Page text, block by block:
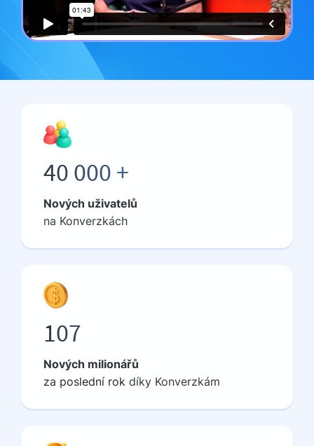
40 000 +
Nových uživatelů
na Konverzkách
107
Nových milionářů
za poslední rok díky Konverzkám